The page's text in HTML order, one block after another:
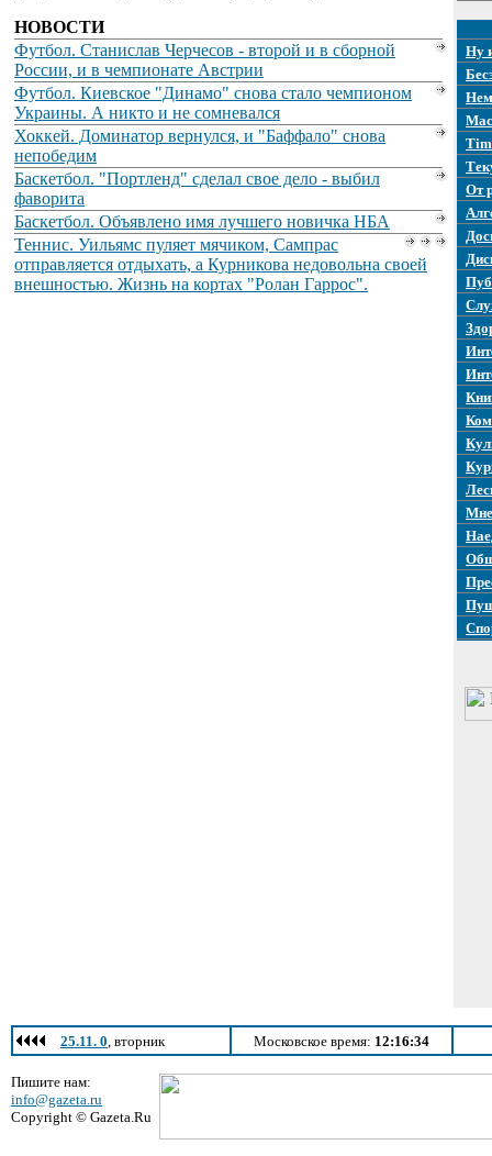
НОВОСТИ
Футбол. Станислав Черчесов - второй и в сборной
России, и в чемпионате Австрии
Футбол. Киевское "Динамо" снова стало чемпионом
Украины. А никто и не сомневался
Хоккей. Доминатор вернулся, и "Баффало" снова
непобедим
Баскетбол. "Портленд" сделал свое дело - выбил
фаворита
Баскетбол. Объявлено имя лучшего новичка НБА
Теннис. Уильямс пуляет мячиком, Сампрас
отправляется отдыхать, а Курникова недовольна своей
внешностью. Жизнь на кортах "Ролан Гаррос".
Ну
От
25.11. 0, вторник Московское время: 12:16:34
Пишите нам:
info@gazeta.ru
Copyright © Gazeta.Ru